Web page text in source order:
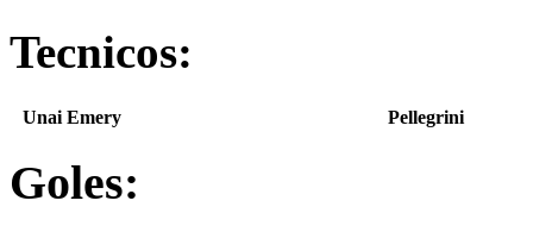
Tecnicos:
Unai Emery Pellegrini
Goles: